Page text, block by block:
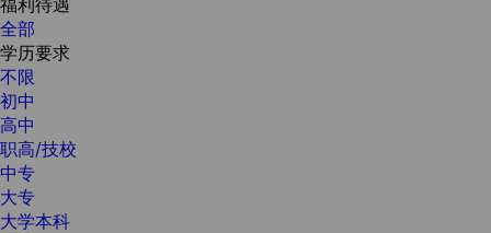
全部
学历要求
不限
初中
高中
职高/技校
中专
大专
大学本科